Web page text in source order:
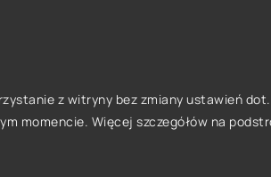
z witryny bez zmiany ustawień
momencie. Więcej szczegółów na